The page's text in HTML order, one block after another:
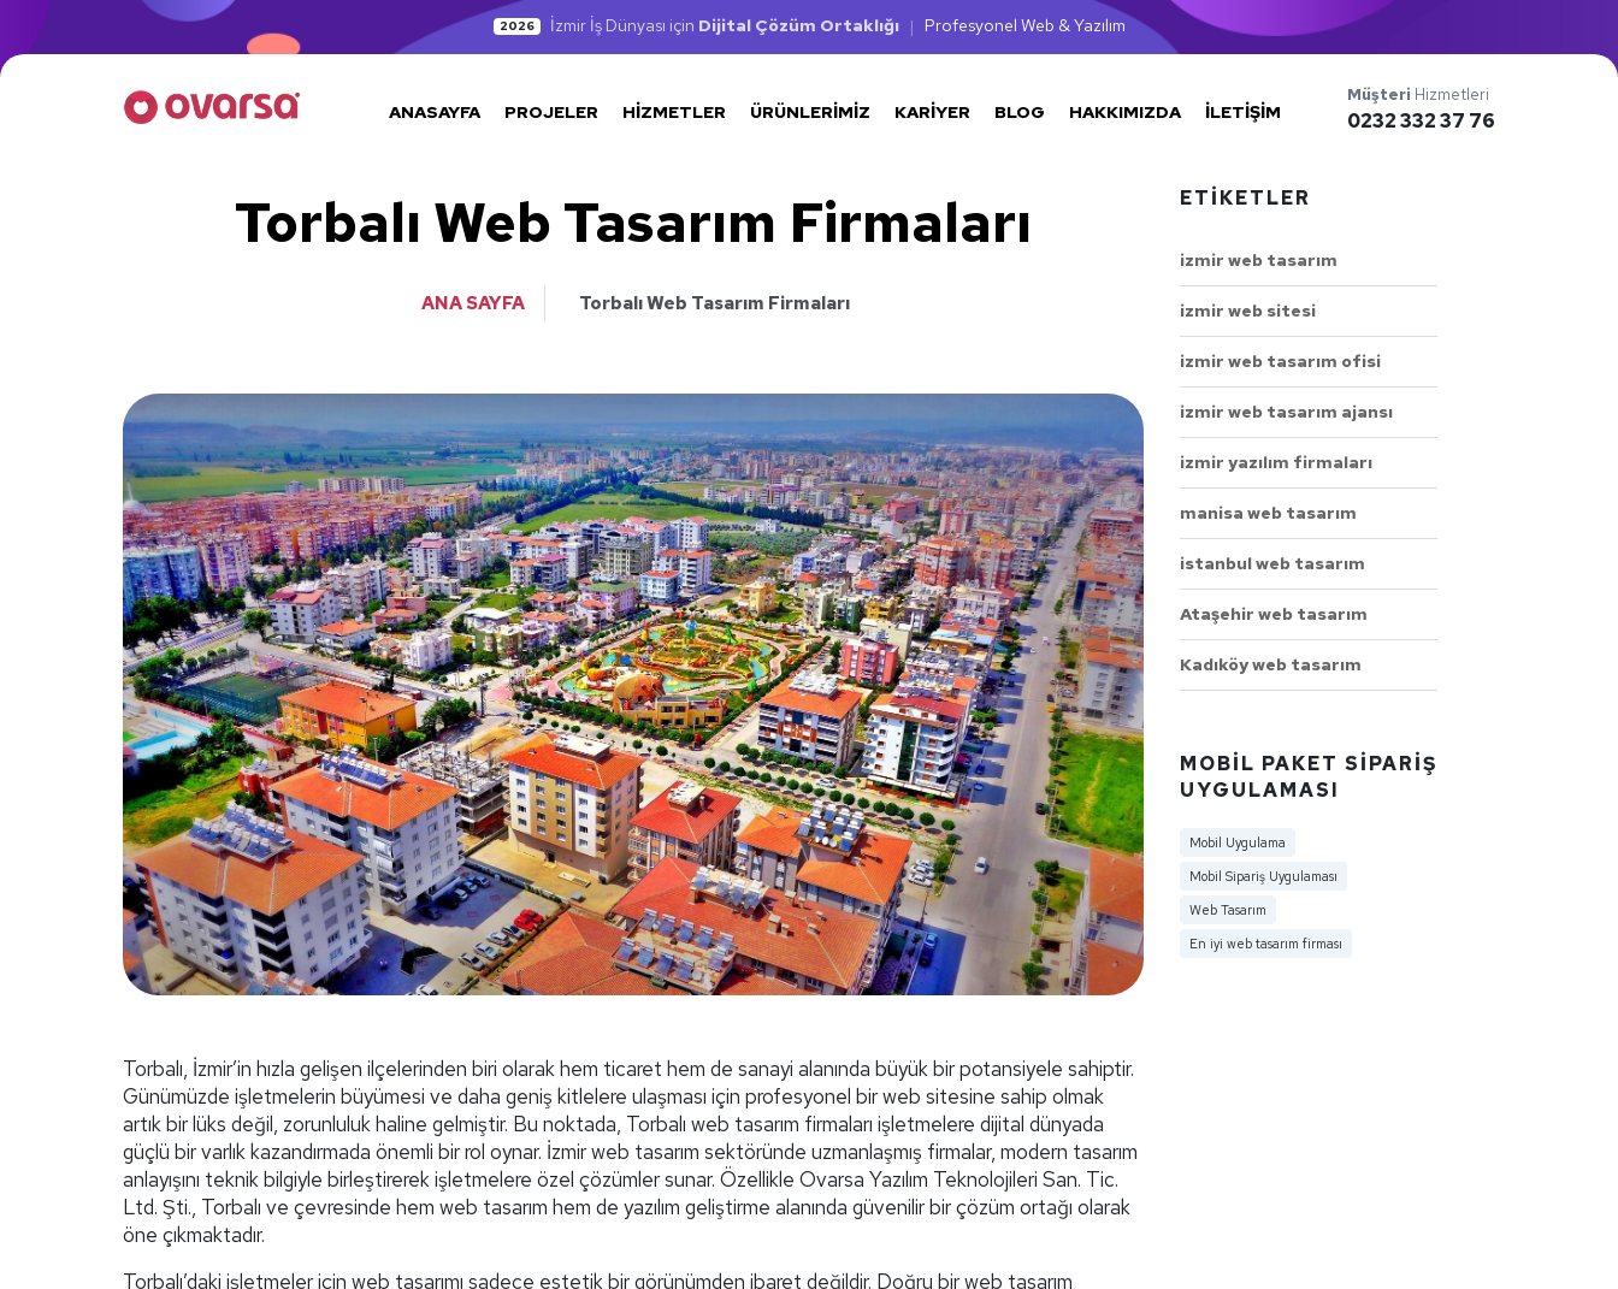
2026 İzmir İş Dünyası için Dijital Çözüm Ortaklığı | Profesyonel Web & Yazılım
ANASAYFA PROJELER HIZMETLER ÜRÜNLERIMIZ KARIYER BLOG HAKKIMIZDA İLETIŞIM
Müşteri Hizmetleri
0232 332 37 76
Torbalı Web Tasarım Firmaları
ANA SAYFA Torbalı Web Tasarım Firmaları
Torbalı, İzmir’in hızla gelişen ilçelerinden biri olarak hem ticaret hem de sanayi alanında büyük bir potansiyele sahiptir.
Günümüzde işletmelerin büyümesi ve daha geniş kitlelere ulaşması için profesyonel bir web sitesine sahip olmak
artık bir lüks değil, zorunluluk haline gelmiştir. Bu noktada, Torbalı web tasarım firmaları işletmelere dijital dünyada
güçlü bir varlık kazandırmada önemli bir rol oynar. İzmir web tasarım sektöründe uzmanlaşmış firmalar, modern tasarım
anlayışını teknik bilgiyle birleştirerek işletmelere özel çözümler sunar. Özellikle Ovarsa Yazılım Teknolojileri San. Tic.
Ltd. Şti., Torbalı ve çevresinde hem web tasarım hem de yazılım geliştirme alanında güvenilir bir çözüm ortağı olarak
öne çıkmaktadır.
Torbalı’daki işletmeler için web tasarımı sadece estetik bir görünümden ibaret değildir. Doğru bir web tasarım
ETIKETLER
izmir web tasarım
izmir web sitesi
izmir web tasarım ofisi
izmir web tasarım ajansı
izmir yazılım firmaları
manisa web tasarım
istanbul web tasarım
Ataşehir web tasarım
Kadıköy web tasarım
MOBIL PAKET SIPARIŞ
UYGULAMASI
Mobil Uygulama
Mobil Sipariş Uygulaması
Web Tasarım
En iyi web tasarım firması